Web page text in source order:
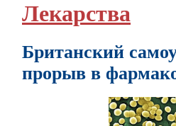
Лекарства
Британский
прорыв в